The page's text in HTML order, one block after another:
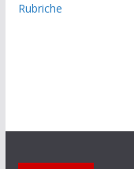
Rubriche